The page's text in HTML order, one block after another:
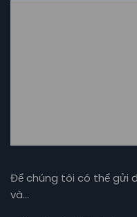
Để chúng tôi có thể gửi
và…